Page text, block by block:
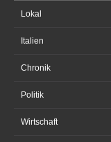
Lokal
Italien
Chronik
Politik
Wirtschaft